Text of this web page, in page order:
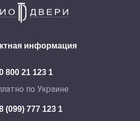
информация
800 21 123 1
по Украине
(099) 777 123 1